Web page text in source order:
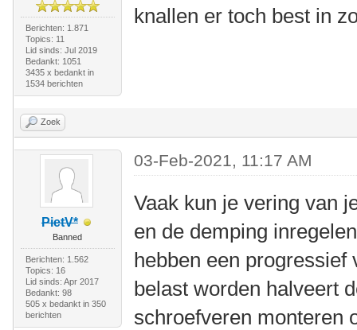
Berichten: 1.871
Topics: 11
Lid sinds: Jul 2019
Bedankt: 1051
3435 x bedankt in
1534 berichten
knallen er toch best in
Zoek
PietV*
Banned
Berichten: 1.562
Topics: 16
Lid sinds: Apr 2017
Bedankt: 98
505 x bedankt in 350
berichten
03-Feb-2021, 11:17 AM
Vaak kun je vering van
en de demping
hebben een
belast worden halveert
schroefveren monteren